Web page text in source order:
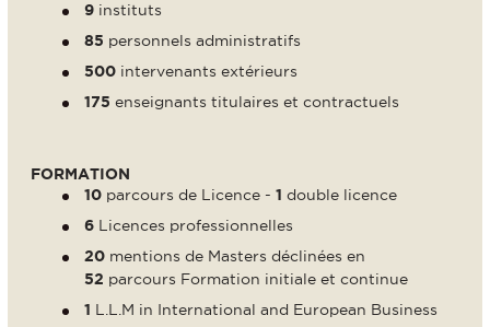
9 instituts
85 personnels administratifs
500 intervenants extérieurs
175 enseignants titulaires et contractuels
FORMATION
10 parcours de Licence - 1 double licence
6 Licences professionnelles
20 mentions de Masters déclinées en
52 parcours Formation initiale et continue
1 L.L.M in International and European Business